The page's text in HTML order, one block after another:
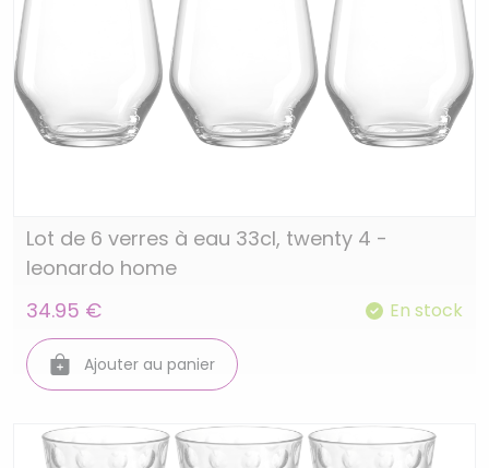
Lot de 6 verres à eau 33cl, twenty 4 -
leonardo home
34.95 €
En stock
Ajouter au panier